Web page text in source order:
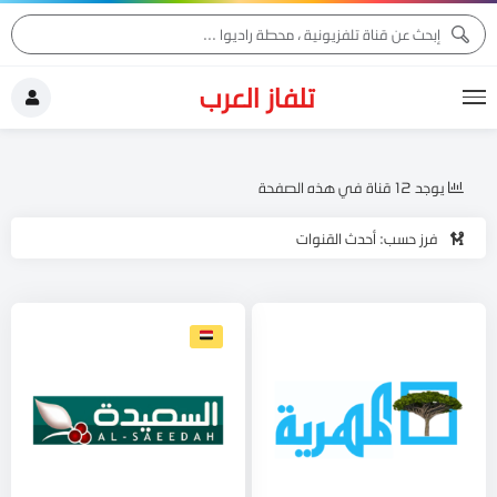
تلفاز العرب
فرز حسب: أحدث القنوات
يوجد 12 قناة في هذه الصفحة